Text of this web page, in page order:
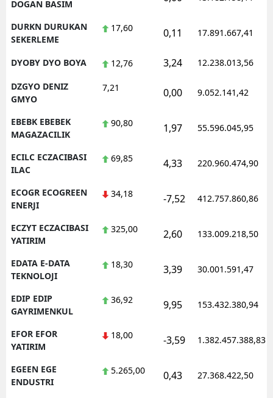
DOGAN BASIM
DURKN DURUKAN
SEKERLEME
17,60 0,11 17.891.667,41
DYOBY DYO BOYA 12,76 3,24 12.238.013,56
DZGYO DENIZ
GMYO
7,21 0,00 9.052.141,42
EBEBK EBEBEK
MAGAZACILIK
90,80 1,97 55.596.045,95
ECILC ECZACIBASI
ILAC
69,85 4,33 220.960.474,90
ECOGR ECOGREEN
ENERJI
34,18 -7,52 412.757.860,86
ECZYT ECZACIBASI
YATIRIM
325,00 2,60 133.009.218,50
EDATA E-DATA
TEKNOLOJI
18,30 3,39 30.001.591,47
EDIP EDIP
GAYRIMENKUL
36,92 9,95 153.432.380,94
EFOR EFOR
YATIRIM
18,00 -3,59 1.382.457.388,83
EGEEN EGE
ENDUSTRI
5.265,00 0,43 27.368.422,50